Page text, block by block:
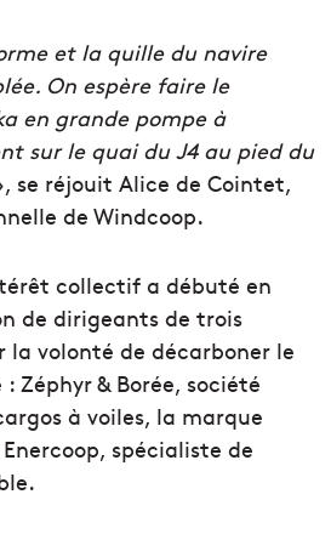
et la quille du navire
On espère faire le
en grande pompe à
sur le quai du J4 au pied du
se réjouit Alice de Cointet,
de Windcoop.
collectif a débuté en
de dirigeants de trois
la volonté de décarboner le
& Borée, société
à voiles, la marque
spécialiste de